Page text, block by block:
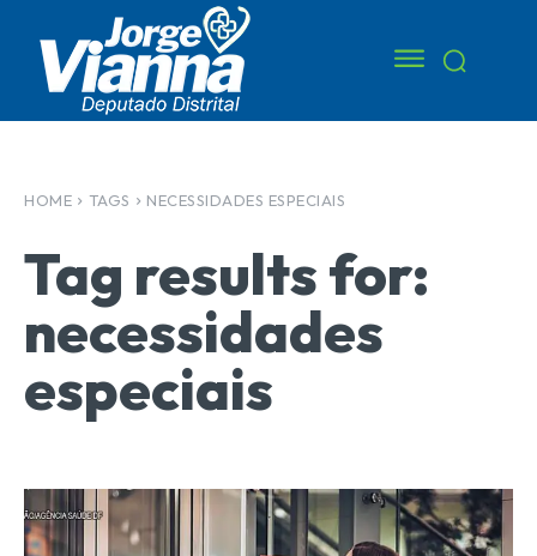
HOME TAGS NECESSIDADES ESPECIAIS
Tag results for:
necessidades
especiais